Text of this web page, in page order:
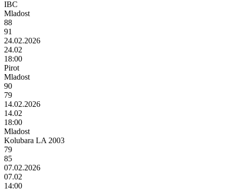
IBC
Mladost
88
91
24.02.2026
24.02
18:00
Pirot
Mladost
90
79
14.02.2026
14.02
18:00
Mladost
Kolubara LA 2003
79
85
07.02.2026
07.02
14:00